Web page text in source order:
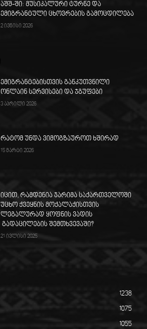
აშშ-ში: მუსიკალური ტურნე და
ემიგრანტული ცხოვრების გამოცდილება
2 ივნისი 2026
ემიგრანტებისთვის განკუთვნილი
ონლაინ სერვისები და ჯგუფები
3 აპრილი 2026
რატომ უნდა ვიმოგზაუროთ ხშირად
15 მარტი 2026
იცით, რამდენია ჯარიმა საქართველოში
უცხო ქვეყნის მოქალაქისთვის
ლეგალურად ყოფნის ვადის
გადაცილების შემთხვევაში?
21 ივლისი 2025
1238
1075
1055